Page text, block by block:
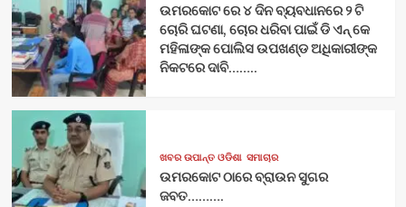
ଉମରକୋଟ ରେ ୪ ଦିନ ବ୍ୟବଧାନରେ ୨ ଟି
ଚୋରି ଘଟଣା, ଚୋର ଧରିବା ପାଇଁ ଡି ଏନ୍ କେ
ମହିଳାଙ୍କ ପୋଲିସ ଉପଖଣ୍ଡ ଅଧିକାରୀଙ୍କ
ନିକଟରେ ଦାବି……..
ଖବର ଉପାନ୍ତ ଓଡିଶା ସମାଚାର
ଉମରକୋଟ ଠାରେ ବ୍ରାଉନ ସୁଗର
ଜବତ……….